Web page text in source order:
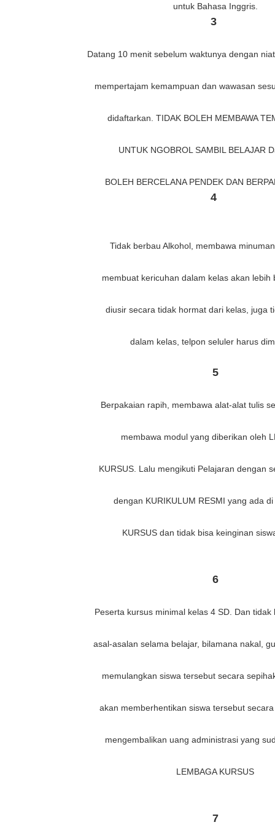
untuk Bahasa Inggris.
3
Datang 10 menit sebelum waktunya dengan
mempertajam kemampuan dan wawasan
didaftarkan. TIDAK BOLEH MEMBAWA
UNTUK NGOBROL SAMBIL BELAJAR
BOLEH BERCELANA PENDEK DAN
4
Tidak berbau Alkohol, membawa
membuat kericuhan dalam kelas akan lebih
diusir secara tidak hormat dari kelas, juga
dalam kelas, telpon seluler harus
5
Berpakaian rapih, membawa alat-alat tulis
membawa modul yang diberikan oleh
KURSUS. Lalu mengikuti Pelajaran dengan
dengan KURIKULUM RESMI yang ada
KURSUS dan tidak bisa keinginan
6
Peserta kursus minimal kelas 4 SD. Dan tidak
asal-asalan selama belajar, bilamana nakal,
memulangkan siswa tersebut secara
akan memberhentikan siswa tersebut
mengembalikan uang administrasi yang
LEMBAGA KURSUS
7